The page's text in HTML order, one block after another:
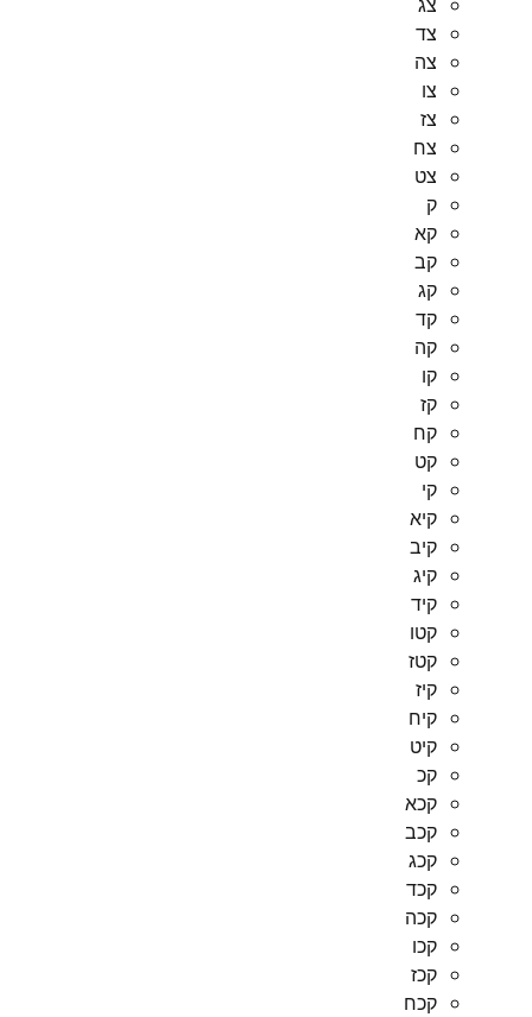
צד
צה
צו
צז
צח
צט
ק
קא
קב
קג
קד
קה
קו
קז
קח
קט
קי
קיא
קיב
קיג
קיד
קטו
קטז
קיז
קיח
קיט
קכ
קכא
קכב
קכג
קכד
קכה
קכו
קכז
קכח